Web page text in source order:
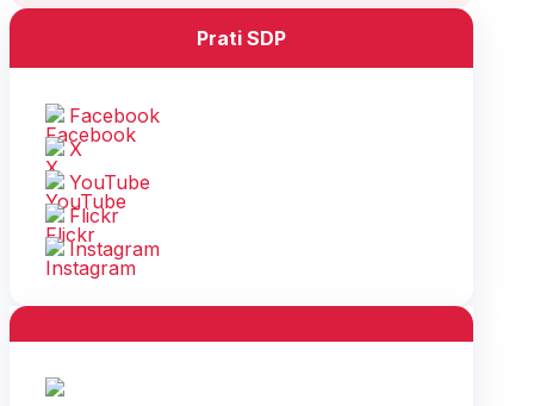
Prati SDP
Facebook
X
YouTube
Flickr
Instagram